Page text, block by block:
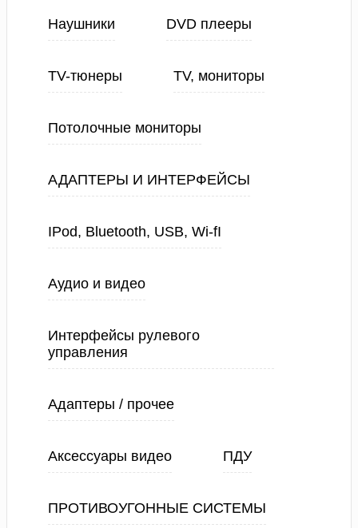
Наушники DVD плееры
TV-тюнеры TV, мониторы
Потолочные мониторы
АДАПТЕРЫ И ИНТЕРФЕЙСЫ
IPod, Bluetooth, USB, Wi-fI
Аудио и видео
Интерфейсы рулевого
управления
Адаптеры / прочее
Аксессуары видео ПДУ
ПРОТИВОУГОННЫЕ СИСТЕМЫ